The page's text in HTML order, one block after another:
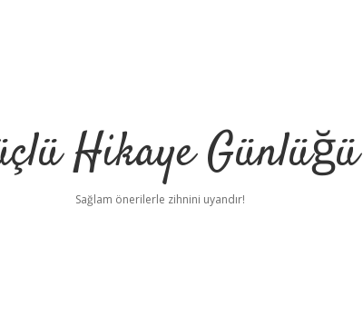
Hikaye Günlüğü
Sağlam önerilerle zihnini uyandır!